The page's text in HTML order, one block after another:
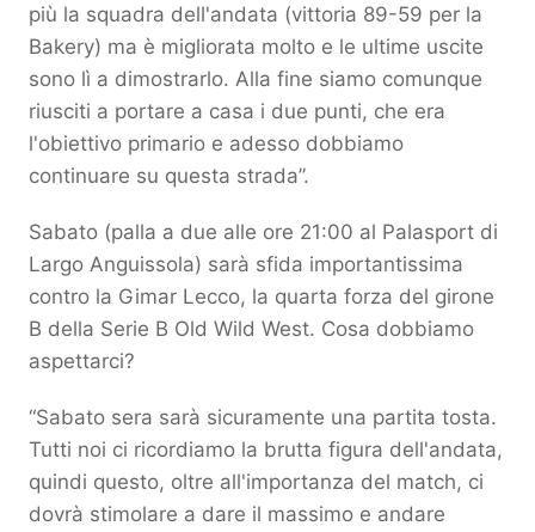
più la squadra dell'andata (vittoria 89-59 per la
Bakery) ma è migliorata molto e le ultime uscite
sono lì a dimostrarlo. Alla fine siamo comunque
riusciti a portare a casa i due punti, che era
l'obiettivo primario e adesso dobbiamo
continuare su questa strada”.
Sabato (palla a due alle ore 21:00 al Palasport di
Largo Anguissola) sarà sfida importantissima
contro la Gimar Lecco, la quarta forza del girone
B della Serie B Old Wild West. Cosa dobbiamo
aspettarci?
“Sabato sera sarà sicuramente una partita tosta.
Tutti noi ci ricordiamo la brutta figura dell'andata,
quindi questo, oltre all'importanza del match, ci
dovrà stimolare a dare il massimo e andare